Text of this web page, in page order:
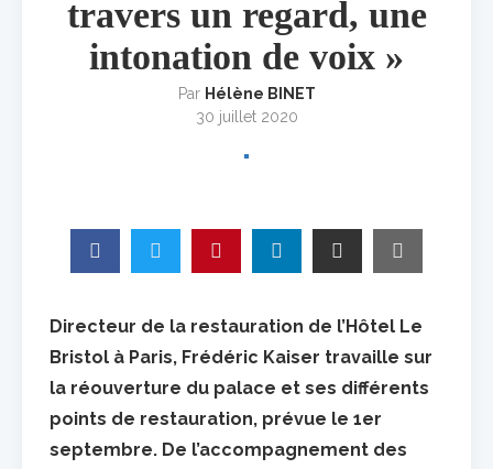
travers un regard, une
intonation de voix »
Par Hélène BINET
30 juillet 2020
Directeur de la restauration de l’Hôtel Le
Bristol à Paris, Frédéric Kaiser travaille sur
la réouverture du palace et ses différents
points de restauration, prévue le 1er
septembre. De l’accompagnement des